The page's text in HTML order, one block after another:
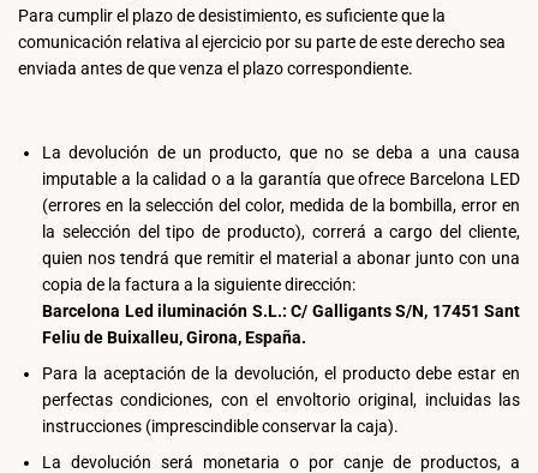
Para cumplir el plazo de desistimiento, es suficiente que la
comunicación relativa al ejercicio por su parte de este derecho sea
enviada antes de que venza el plazo correspondiente.
La devolución de un producto, que no se deba a una causa
imputable a la calidad o a la garantía que ofrece Barcelona LED
(errores en la selección del color, medida de la bombilla, error en
la selección del tipo de producto), correrá a cargo del cliente,
quien nos tendrá que remitir el material a abonar junto con una
copia de la factura a la siguiente dirección:
Barcelona Led iluminación S.L.: C/ Galligants S/N, 17451 Sant
Feliu de Buixalleu, Girona, España.
Para la aceptación de la devolución, el producto debe estar en
perfectas condiciones, con el envoltorio original, incluidas las
instrucciones (imprescindible conservar la caja).
La devolución será monetaria o por canje de productos, a